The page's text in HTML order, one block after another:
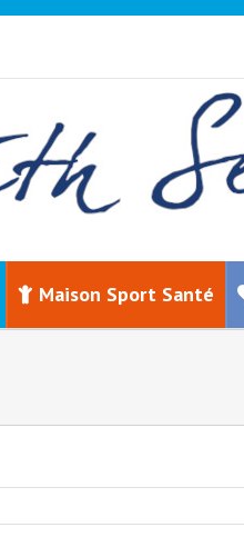
Maison Sport Santé